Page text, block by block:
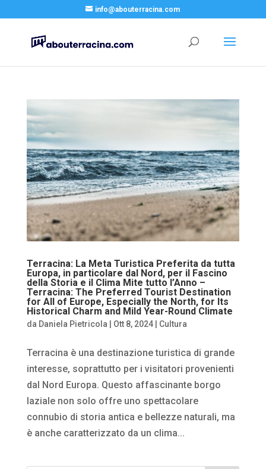
info@abouterracina.com
Terracina: La Meta Turistica Preferita da tutta
Europa, in particolare dal Nord, per il Fascino
della Storia e il Clima Mite tutto l’Anno –
Terracina: The Preferred Tourist Destination
for All of Europe, Especially the North, for Its
Historical Charm and Mild Year-Round Climate
da Daniela Pietricola Ott 8, 2024| Cultura
Terracina è una destinazione turistica di grande
interesse, soprattutto per i visitatori provenienti
dal Nord Europa. Questo affascinante borgo
laziale non solo offre uno spettacolare
connubio di storia antica e bellezze naturali, ma
è anche caratterizzato da un clima...